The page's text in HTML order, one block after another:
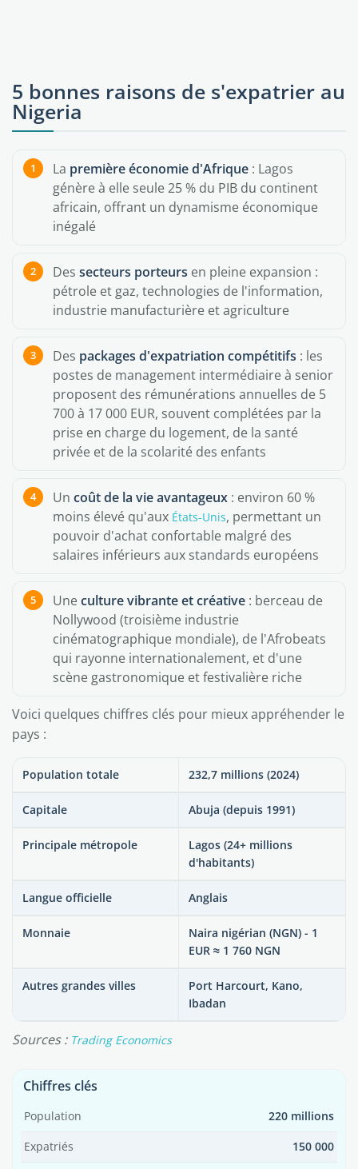
5 bonnes raisons de s'expatrier au
Nigeria
La première économie d'Afrique : Lagos
génère à elle seule 25 % du PIB du continent
africain, offrant un dynamisme économique
inégalé
Des secteurs porteurs en pleine expansion :
pétrole et gaz, technologies de l'information,
industrie manufacturière et agriculture
Des packages d'expatriation compétitifs : les
postes de management intermédiaire à senior
proposent des rémunérations annuelles de 5
700 à 17 000 EUR, souvent complétées par la
prise en charge du logement, de la santé
privée et de la scolarité des enfants
Un coût de la vie avantageux : environ 60 %
moins élevé qu'aux États-Unis, permettant un
pouvoir d'achat confortable malgré des
salaires inférieurs aux standards européens
Uneculture vibrante et créative : berceau de
Nollywood (troisième industrie
cinématographique mondiale), de l'Afrobeats
qui rayonne internationalement, et d'une
scène gastronomique et festivalière riche
Voici quelques chiffres clés pour mieux appréhender le
pays :
Population totale 232,7 millions (2024)
Capitale Abuja (depuis 1991)
Principale métropole
Lagos (24+ millions
d'habitants)
Langue officielle Anglais
Monnaie
Naira nigérian (NGN) - 1
EUR ≈ 1 760 NGN
Autres grandes villes
Port Harcourt, Kano,
Ibadan
Sources : Trading Economics
Chiffres clés
Population 220 millions
Expatriés 150 000